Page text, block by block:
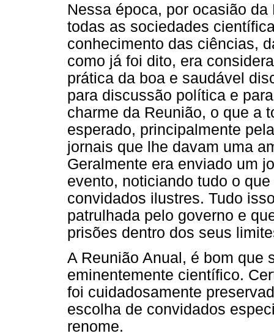
Nessa época, por ocasião
todas as sociedades
conhecimento das ciências,
como já foi dito, era
prática da boa e saudável
para discussão política e
charme da Reunião, o que a
esperado, principalmente
jornais que lhe davam uma
Geralmente era enviado um
evento, noticiando tudo o
convidados ilustres. Tudo
patrulhada pelo governo e
prisões dentro dos seus
A Reunião Anual, é bom que
eminentemente científico.
foi cuidadosamente
escolha de convidados
renome.